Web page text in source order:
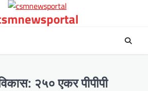
२५० एकर पीपीपी